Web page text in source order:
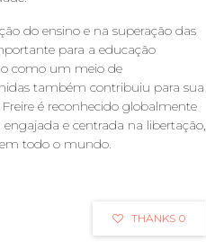
do ensino e na superação das
para a educação
como um meio de
também contribuiu para sua
é reconhecido globalmente
e centrada na libertação,
todo o mundo.
THANKS 0